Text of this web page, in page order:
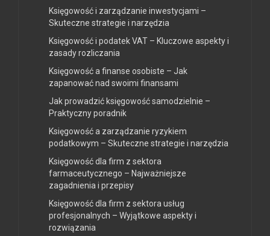
Księgowość i zarządzanie inwestycjami –
Skuteczne strategie i narzędzia
Księgowość i podatek VAT – Kluczowe aspekty i
zasady rozliczania
Księgowość a finanse osobiste – Jak
zapanować nad swoimi finansami
Jak prowadzić księgowość samodzielnie –
Praktyczny poradnik
Księgowość a zarządzanie ryzykiem
podatkowym – Skuteczne strategie i narzędzia
Księgowość dla firm z sektora
farmaceutycznego – Najważniejsze
zagadnienia i przepisy
Księgowość dla firm z sektora usług
profesjonalnych – Wyjątkowe aspekty i
rozwiązania